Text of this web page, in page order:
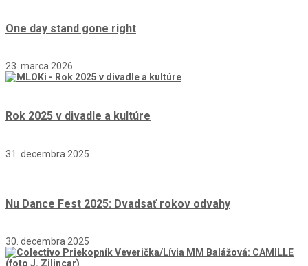
One day stand gone right
23. marca 2026
Rok 2025 v divadle a kultúre
31. decembra 2025
Nu Dance Fest 2025: Dvadsať rokov odvahy
30. decembra 2025